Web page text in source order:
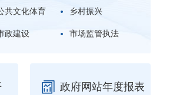
共文化体育 乡村振兴
政建设 市场监管执法
 政府网站年度报表